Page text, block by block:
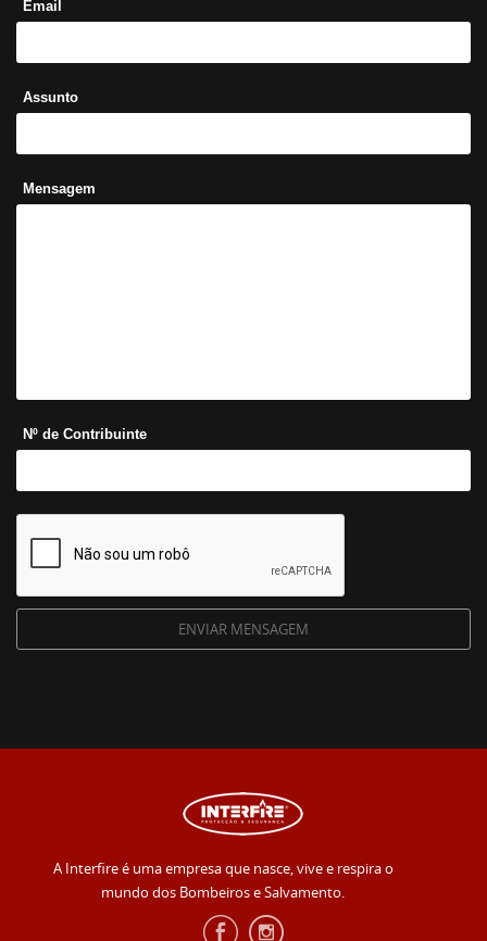
Email
Assunto
Mensagem
Nº de Contribuinte
A Interfire é uma empresa que nasce, vive e respira o
mundo dos Bombeiros e Salvamento.